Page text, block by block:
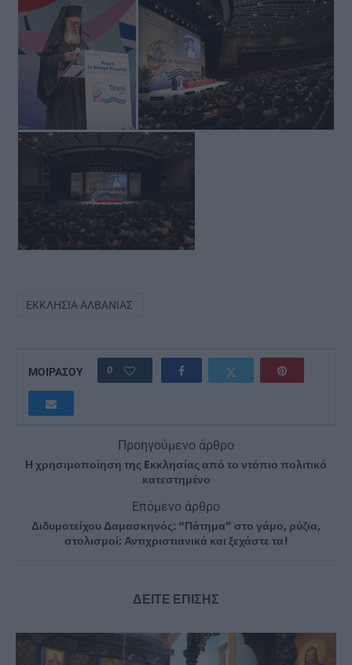
ΕΚΚΛΗΣΊΑ ΑΛΒΑΝΊΑΣ
ΜΟΙΡΑΣΟΥ 0
Προηγούμενο άρθρο
Η χρησιμοποίηση της Eκκλησίας από το ντόπιο πολιτικό
κατεστημένο
Επόμενο άρθρο
Διδυμοτείχου Δαμασκηνός: “Πάτημα” στο γάμο, ρύζια,
στολισμοί; Αντιχριστιανικά και ξεχάστε τα!
ΔΕΙΤΕ ΕΠΙΣΗΣ